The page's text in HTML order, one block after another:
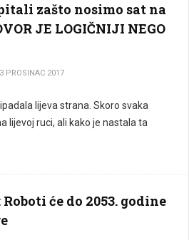
zašto nosimo sat na
JE LOGIČNIJI NEGO
PROSINAC 2017
lijeva strana. Skoro svaka
lijevoj ruci, ali kako je nastala ta
će do 2053. godine